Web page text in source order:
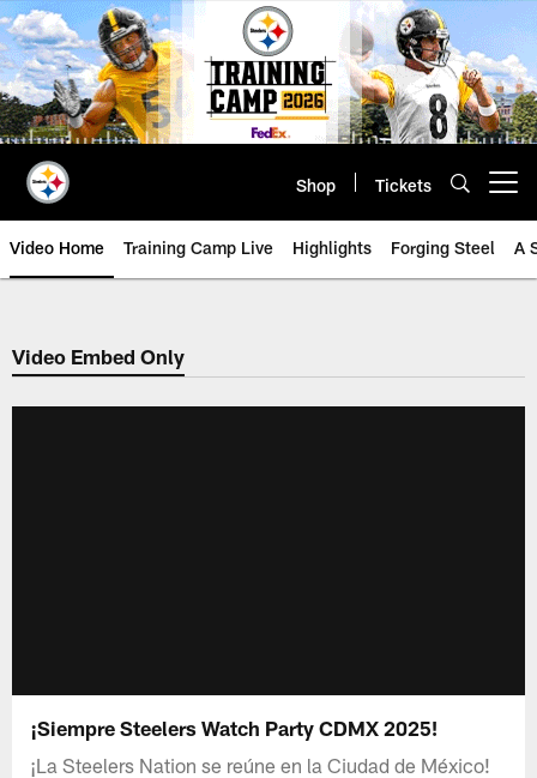
Skip
to
main
content
Shop Tickets
Video Home Training Camp Live Highlights Forging Steel A
Video Embed Only
¡Siempre Steelers Watch Party CDMX 2025!
¡La Steelers Nation se reúne en la Ciudad de México!